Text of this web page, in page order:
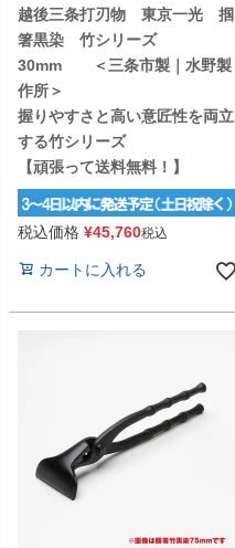
越後三条打刃物 東京一光 掴
箸黒染 竹シリーズ
30mm ＜三条市製｜水野製
作所＞
握りやすさと高い意匠性を両立
する竹シリーズ
【頑張って送料無料！】
税込価格 ¥45,760税込
カートに入れる